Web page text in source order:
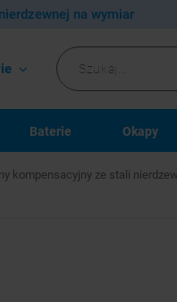
na wymiar
Baterie Okapy
kompensacyjny ze stali